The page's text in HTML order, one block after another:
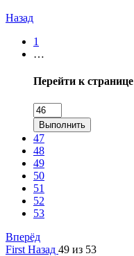
Назад
1
…
Перейти к странице
Выполнить
47
48
49
50
51
52
53
Вперёд
First Назад 49 из 53